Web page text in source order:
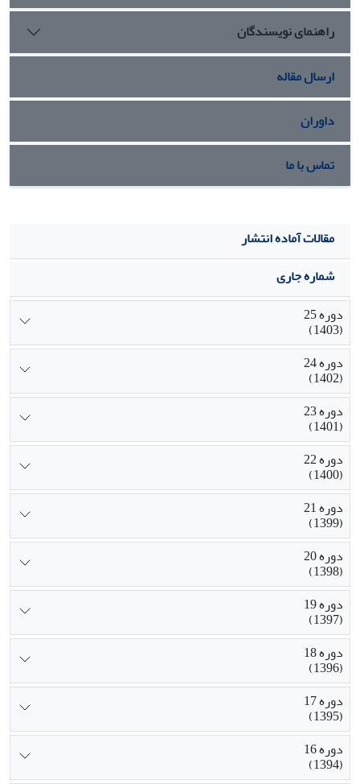
تقابل با گفتمان حاکم و اندیشۀ پیشرفت مسلط بر آن قراردارد.
راهنمای نویسندگان
ارسال مقاله
داوران
تماس با ما
مقالات آماده انتشار
شماره جاری
دوره 25
(1403)
دوره 24
(1402)
دوره 23
(1401)
دوره 22
(1400)
دوره 21
(1399)
دوره 20
(1398)
دوره 19
(1397)
دوره 18
(1396)
دوره 17
(1395)
دوره 16
(1394)